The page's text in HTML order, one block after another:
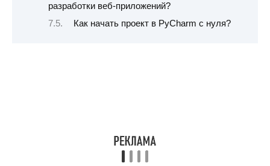
разработки веб-приложений?
Как начать проект в PyCharm с нуля?